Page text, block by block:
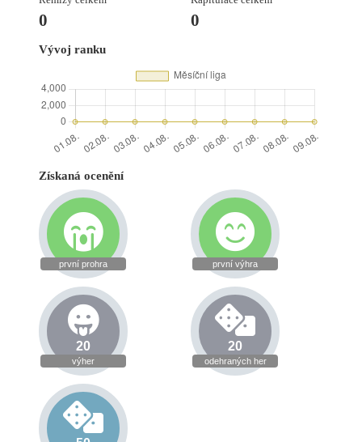
0 0
Vývoj ranku
Získaná ocenění
první prohra první výhra
20
výher
20
odehraných her